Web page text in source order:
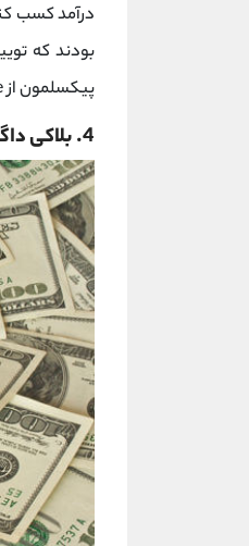
بودند که
پیکسلمون از Unity Marketplace خریداری شده‌اند.
4. بلاکی داگ